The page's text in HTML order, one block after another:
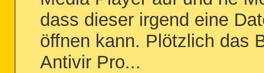
dass dieser irgend eine
öffnen kann. Plötzlich das
Antivir Pro...